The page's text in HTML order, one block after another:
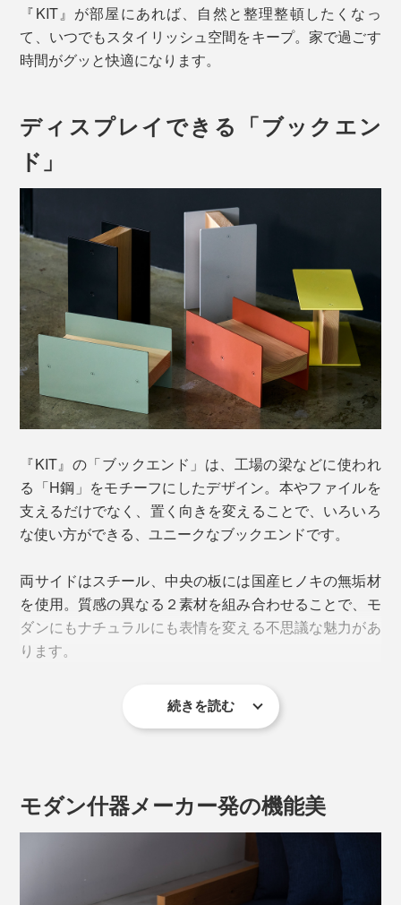
『KIT』が部屋にあれば、自然と整理整頓したくなっ
て、いつでもスタイリッシュ空間をキープ。家で過ごす
時間がグッと快適になります。
ディスプレイできる「ブックエン
ド」
『KIT』の「ブックエンド」は、工場の梁などに使われ
る「H鋼」をモチーフにしたデザイン。本やファイルを
支えるだけでなく、置く向きを変えることで、いろいろ
な使い方ができる、ユニークなブックエンドです。
両サイドはスチール、中央の板には国産ヒノキの無垢材
を使用。質感の異なる２素材を組み合わせることで、モ
ダンにもナチュラルにも表情を変える不思議な魅力があ
ります。
続きを読む
モダン什器メーカー発の機能美